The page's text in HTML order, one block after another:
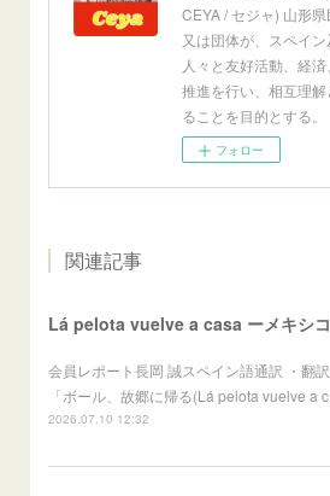
CEYA / セジャ) 山形
又は団体が、スペイ
人々と友好活動、経
推進を行い、相互理
ることを目的とする。
フォロー
関連記事
Lá pelota vuelve a casa ーメキシコ
会員レポート長岡 誠スペイン語通訳 ・翻
「ボール、故郷に帰る(Lá pelota vuelve a
2026.07.10 12:32